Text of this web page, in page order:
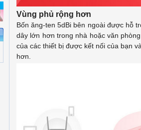
Vùng phủ rộng hơn
Bốn ăng-ten 5dBi bên ngoài được hỗ
dây lớn hơn trong nhà hoặc văn
của các thiết bị được kết nối của bạn
hơn.